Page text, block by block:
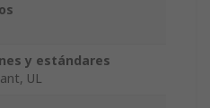
y estándares
UL